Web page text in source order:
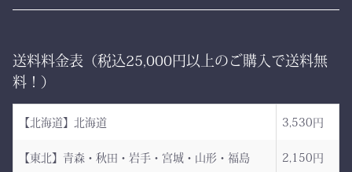
日本が世界に誇る本物の
袴、その風合いをぜひご体
感ください。
「見た目だけ」では終わら
ます。
ただ運ぶための袋ではあり
送料料金表（税込25,000円以上のご購入で送料無
料！）
【北海道】北海道 3,530円
【東北】青森・秋田・岩手・宮城・山形・福島 2,150円